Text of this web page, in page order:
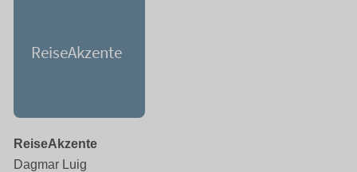
ReiseAkzente
Dagmar Luig